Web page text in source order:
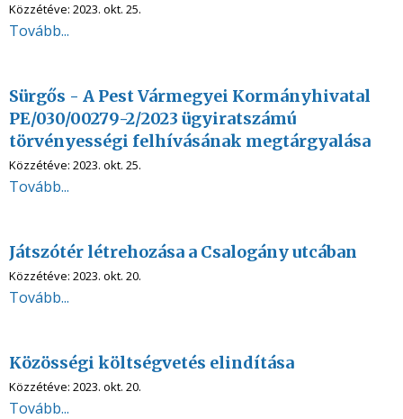
Közzétéve: 2023. okt. 25.
Tovább...
Sürgős - A Pest Vármegyei Kormányhivatal
PE/030/00279-2/2023 ügyiratszámú
törvényességi felhívásának megtárgyalása
Közzétéve: 2023. okt. 25.
Tovább...
Játszótér létrehozása a Csalogány utcában
Közzétéve: 2023. okt. 20.
Tovább...
Közösségi költségvetés elindítása
Közzétéve: 2023. okt. 20.
Tovább...